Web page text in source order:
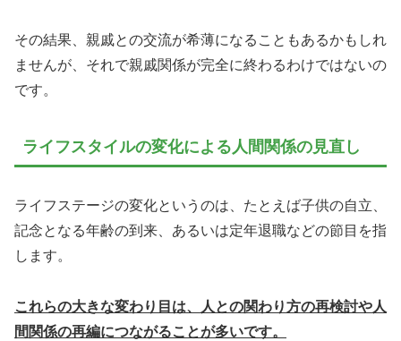
その結果、親戚との交流が希薄になることもあるかもしれ
ませんが、それで親戚関係が完全に終わるわけではないの
です。
ライフスタイルの変化による人間関係の見直し
ライフステージの変化というのは、たとえば子供の自立、
記念となる年齢の到来、あるいは定年退職などの節目を指
します。
これらの大きな変わり目は、人との関わり方の再検討や人
間関係の再編につながることが多いです。